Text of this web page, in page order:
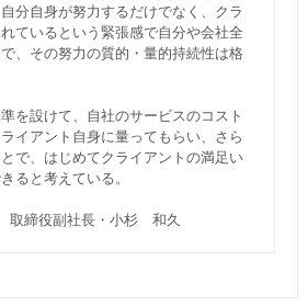
分自身が努力するだけでなく、クラ
ているという緊張感で自分や会社全
、その努力の質的・量的持続性は格
を設けて、自社のサービスのコスト
イアント自身に量ってもらい、さら
で、はじめてクライアントの満足い
ると考えている。
取締役副社長・小杉 和久